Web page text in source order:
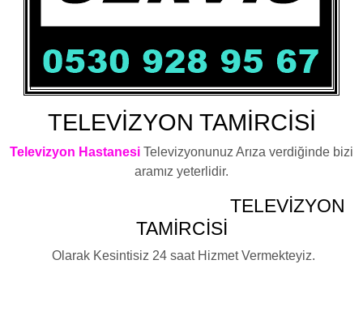
TELEVİZYON TAMİRCİSİ
Televizyon Hastanesi Televizyonunuz Arıza verdiğinde bizi
aramız yeterlidir.
TELEVİZYON
TAMİRCİSİ
Olarak Kesintisiz 24 saat Hizmet Vermekteyiz.